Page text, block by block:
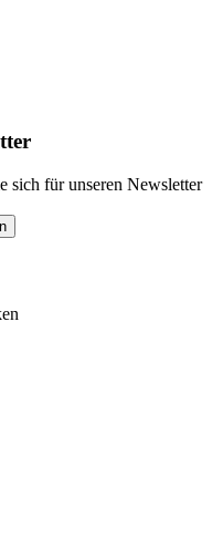
sich für unseren Newsletter